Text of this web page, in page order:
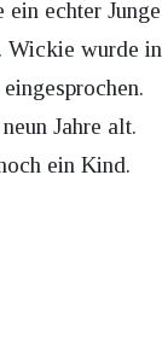
echter Junge
Wickie wurde in
Jahre alt.
ein Kind.